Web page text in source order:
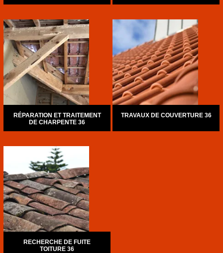
RÉPARATION ET TRAITEMENT
DE CHARPENTE 36
TRAVAUX DE COUVERTURE 36
RECHERCHE DE FUITE
TOITURE 36